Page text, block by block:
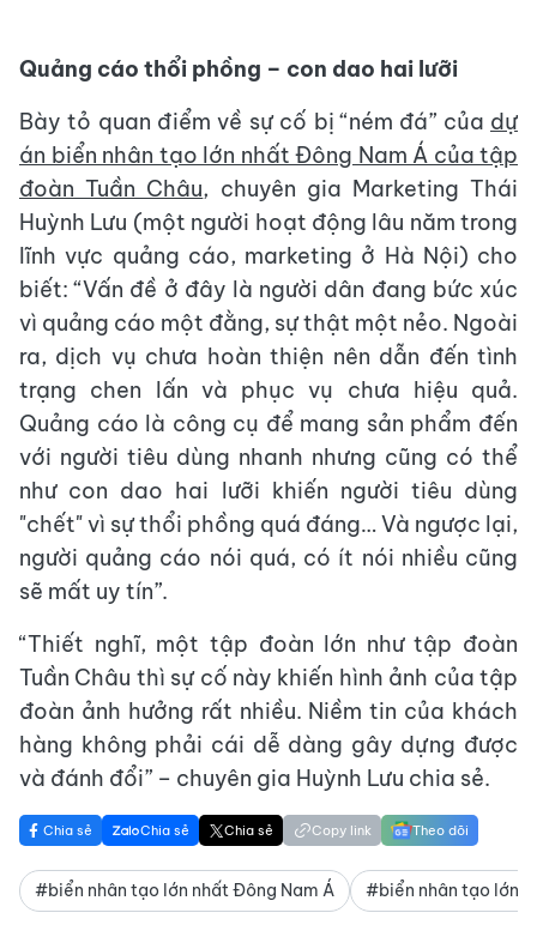
Quảng cáo thổi phồng – con dao hai lưỡi
Bày tỏ quan điểm về sự cố bị “ném đá” của dự
án biển nhân tạo lớn nhất Đông Nam Á của tập
đoàn Tuần Châu, chuyên gia Marketing Thái
Huỳnh Lưu (một người hoạt động lâu năm trong
lĩnh vực quảng cáo, marketing ở Hà Nội) cho
biết: “Vấn đề ở đây là người dân đang bức xúc
vì quảng cáo một đằng, sự thật một nẻo. Ngoài
ra, dịch vụ chưa hoàn thiện nên dẫn đến tình
trạng chen lấn và phục vụ chưa hiệu quả.
Quảng cáo là công cụ để mang sản phẩm đến
với người tiêu dùng nhanh nhưng cũng có thể
như con dao hai lưỡi khiến người tiêu dùng
"chết" vì sự thổi phồng quá đáng… Và ngược lại,
người quảng cáo nói quá, có ít nói nhiều cũng
sẽ mất uy tín”.
“Thiết nghĩ, một tập đoàn lớn như tập đoàn
Tuần Châu thì sự cố này khiến hình ảnh của tập
đoàn ảnh hưởng rất nhiều. Niềm tin của khách
hàng không phải cái dễ dàng gây dựng được
và đánh đổi” – chuyên gia Huỳnh Lưu chia sẻ.
Chia sẻ Chia sẻ Chia sẻ Copy link Theo dõi
#biển nhân tạo lớn nhất Đông Nam Á #biển nhân tạo lớn